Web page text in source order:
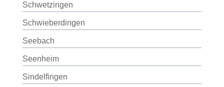
Schwetzingen
Schwieberdingen
Seebach
Seenheim
Sindelfingen